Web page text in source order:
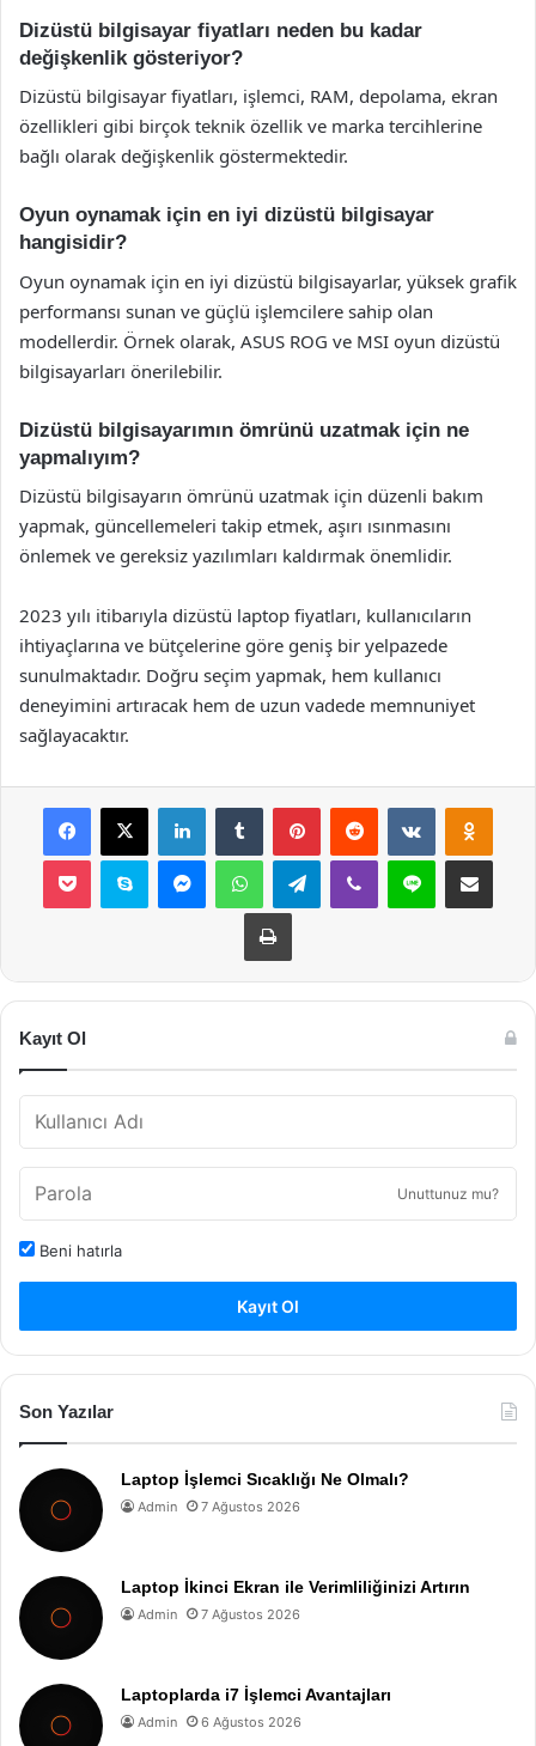
Dizüstü bilgisayar fiyatları neden bu kadar
değişkenlik gösteriyor?
Dizüstü bilgisayar fiyatları, işlemci, RAM, depolama, ekran
özellikleri gibi birçok teknik özellik ve marka tercihlerine
bağlı olarak değişkenlik göstermektedir.
Oyun oynamak için en iyi dizüstü bilgisayar
hangisidir?
Oyun oynamak için en iyi dizüstü bilgisayarlar, yüksek grafik
performansı sunan ve güçlü işlemcilere sahip olan
modellerdir. Örnek olarak, ASUS ROG ve MSI oyun dizüstü
bilgisayarları önerilebilir.
Dizüstü bilgisayarımın ömrünü uzatmak için ne
yapmalıyım?
Dizüstü bilgisayarın ömrünü uzatmak için düzenli bakım
yapmak, güncellemeleri takip etmek, aşırı ısınmasını
önlemek ve gereksiz yazılımları kaldırmak önemlidir.
2023 yılı itibarıyla dizüstü laptop fiyatları, kullanıcıların
ihtiyaçlarına ve bütçelerine göre geniş bir yelpazede
sunulmaktadır. Doğru seçim yapmak, hem kullanıcı
deneyimini artıracak hem de uzun vadede memnuniyet
sağlayacaktır.
Facebook
X LinkedInTumblr PinterestReddit VKontakte
Pocket Skype MessengerWhatsAppTelegramViber Line E-Posta ile
Yazdır
Kayıt Ol
Unuttunuz mu?
Beni hatırla
Kayıt Ol
Son Yazılar
Laptop İşlemci Sıcaklığı Ne Olmalı?
Admin 7 Ağustos 2026
Laptop İkinci Ekran ile Verimliliğinizi Artırın
Admin 7 Ağustos 2026
Laptoplarda i7 İşlemci Avantajları
Admin 6 Ağustos 2026